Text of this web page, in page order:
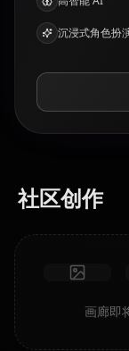
沉浸式角色扮
社区创作
画廊即